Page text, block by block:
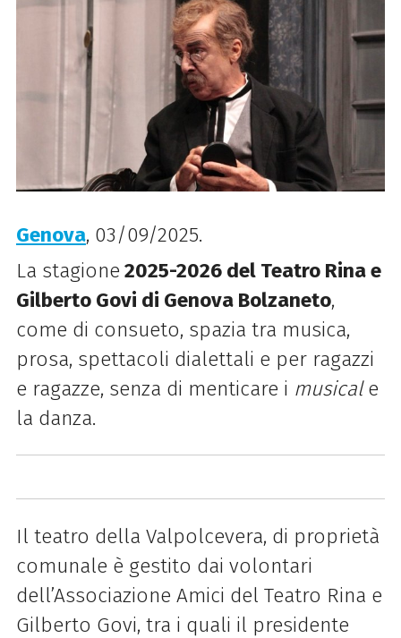
Genova, 03/09/2025.
La stagione 2025-2026 del Teatro Rina e
Gilberto Govi di Genova Bolzaneto,
come di consueto, spazia tra musica,
prosa, spettacoli dialettali e per ragazzi
e ragazze, senza di menticare i musicale
la danza.
Il teatro della Valpolcevera, di proprietà
comunale è gestito dai volontari
dell’Associazione Amici del Teatro Rina e
Gilberto Govi, tra i quali il presidente